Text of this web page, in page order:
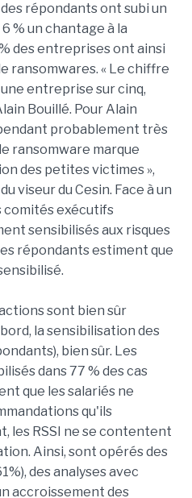
répondants ont subi un
% un chantage à la
des entreprises ont ainsi
ransomwares. « Le chiffre
entreprise sur cinq,
Bouillé. Pour Alain
probablement très
ransomware marque
des petites victimes »,
viseur du Cesin. Face à un
comités exécutifs
sensibilisés aux risques
répondants estiment que
sont bien sûr
la sensibilisation des
bien sûr. Les
dans 77 % des cas
que les salariés ne
qu'ils
les RSSI ne se contentent
Ainsi, sont opérés des
des analyses avec
accroissement des